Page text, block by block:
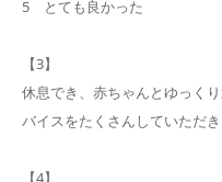
5 とても良かった
【3】
休息でき、赤ちゃんとゆっく
バイスをたくさんしていただ
【4】